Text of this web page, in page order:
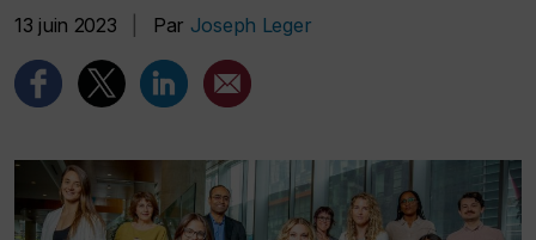
13 juin 2023 Par Joseph Leger